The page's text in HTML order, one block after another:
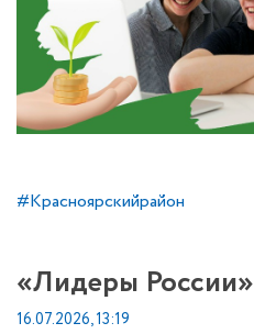
#Красноярскийрайон
«Лидеры России»
16.07.2026, 13:19